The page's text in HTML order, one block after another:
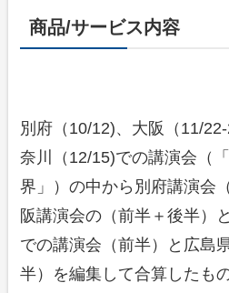
商品/サービス内容
別府（10/12)、大阪（11/
奈川（12/15)での講演会（
界」）の中から別府講演会
阪講演会の（前半＋後半）
での講演会（前半）と広島
半）を編集して合算したも